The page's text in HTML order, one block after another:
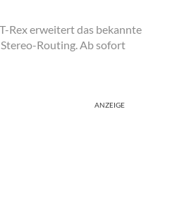
Rex erweitert das bekannte
Routing. Ab sofort
ANZEIGE